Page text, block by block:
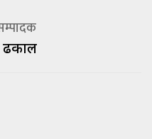
ढकाल